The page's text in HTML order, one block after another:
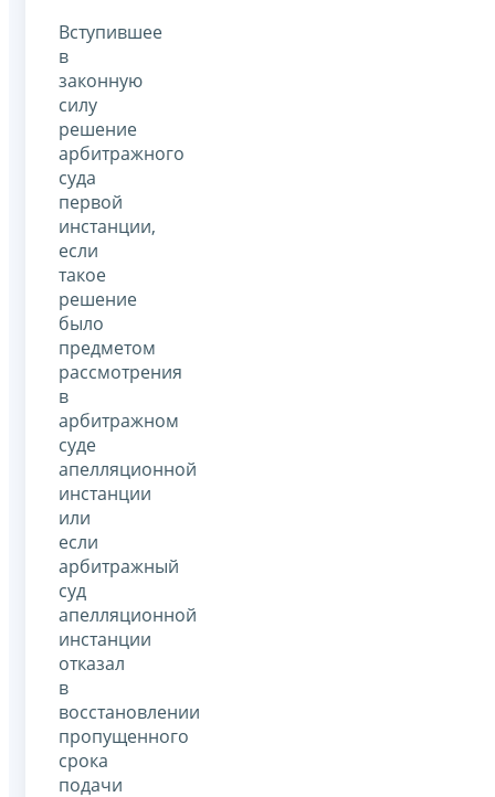
Вступившее
в
законную
силу
решение
арбитражного
суда
первой
инстанции,
если
такое
решение
было
предметом
рассмотрения
в
арбитражном
суде
апелляционной
инстанции
или
если
арбитражный
суд
апелляционной
инстанции
отказал
в
восстановлении
пропущенного
срока
подачи